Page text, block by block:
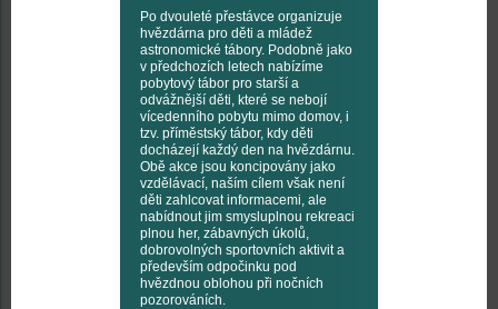
Po dvouleté přestávce organizuje
hvězdárna pro děti a mládež
astronomické tábory. Podobně jako
v předchozích letech nabízíme
pobytový tábor pro starší a
odvážnější děti, které se nebojí
vícedenního pobytu mimo domov, i
tzv. příměstský tábor, kdy děti
docházejí každý den na hvězdárnu.
Obě akce jsou koncipovány jako
vzdělávací, naším cílem však není
děti zahlcovat informacemi, ale
nabídnout jim smysluplnou rekreaci
plnou her, zábavných úkolů,
dobrovolných sportovních aktivit a
především odpočinku pod
hvězdnou oblohou při nočních
pozorováních.